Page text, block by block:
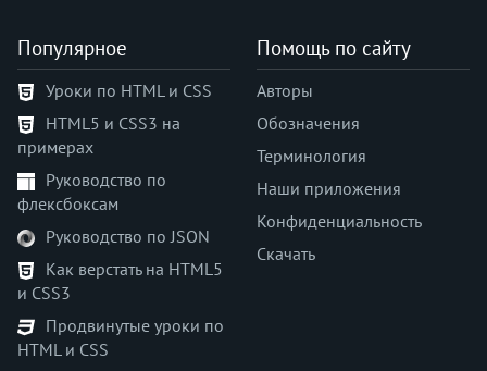
Популярное
Уроки по HTML и CSS
HTML5 и CSS3 на
примерах
Руководство по
флексбоксам
Руководство по JSON
Как верстать на HTML5
и CSS3
Продвинутые уроки по
HTML и CSS
Помощь по сайту
Авторы
Обозначения
Терминология
Наши приложения
Конфиденциальность
Скачать